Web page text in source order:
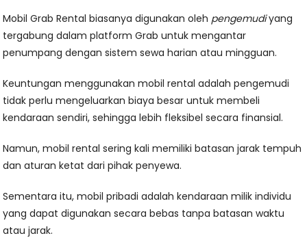
Mobil Grab Rental biasanya digunakan oleh pengemudiyang
tergabung dalam platform Grab untuk mengantar
penumpang dengan sistem sewa harian atau mingguan.
Keuntungan menggunakan mobil rental adalah pengemudi
tidak perlu mengeluarkan biaya besar untuk membeli
kendaraan sendiri, sehingga lebih fleksibel secara finansial.
Namun, mobil rental sering kali memiliki batasan jarak tempuh
dan aturan ketat dari pihak penyewa.
Sementara itu, mobil pribadi adalah kendaraan milik individu
yang dapat digunakan secara bebas tanpa batasan waktu
atau jarak.